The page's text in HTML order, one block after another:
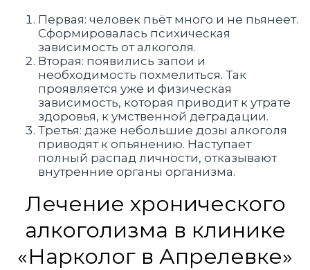
Первая: человек пьёт много и не пьянеет.
Сформировалась психическая
зависимость от алкоголя.
Вторая: появились запои и
необходимость похмелиться. Так
проявляется уже и физическая
зависимость, которая приводит к утрате
здоровья, к умственной деградации.
Третья: даже небольшие дозы алкоголя
приводят к опьянению. Наступает
полный распад личности, отказывают
внутренние органы организма.
Лечение хронического
алкоголизма в клинике
«Нарколог в Апрелевке»